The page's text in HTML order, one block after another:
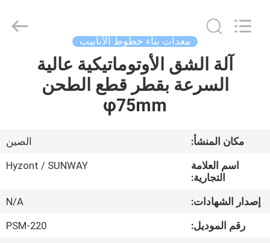
أشرطة
فيديو
معلومات
Technologies
Co.,Ltd..
معدات بناء خطوط الأنابيب
آلة الشق الأوتوماتيكية عالية
السرعة بقطر قطع الطحن
φ75mm
مكان المنشأ:
الصين
اسم العلامة
التجارية:
Hyzont / SUNWAY
إصدار الشهادات:
N/A
رقم الموديل:
PSM-220